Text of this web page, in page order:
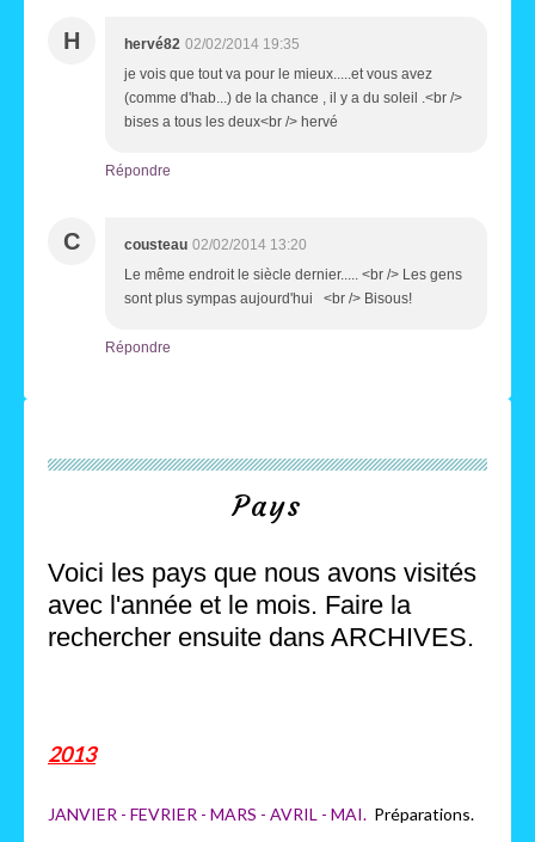
H hervé82 02/02/2014 19:35
je vois que tout va pour le mieux.....et vous avez
(comme d'hab...) de la chance , il y a du soleil .<br />
bises a tous les deux<br /> hervé
Répondre
C cousteau 02/02/2014 13:20
Le même endroit le siècle dernier..... <br /> Les gens
sont plus sympas aujourd'hui <br /> Bisous!
Répondre
Pays
Voici les pays que nous avons visités
avec l'année et le mois. Faire la
rechercher ensuite dans ARCHIVES.
2013
JANVIER - FEVRIER - MARS - AVRIL - MAI. Préparations.